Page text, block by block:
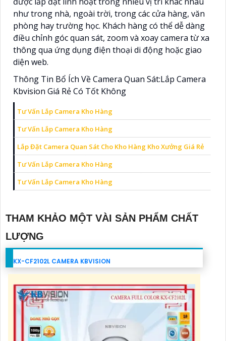
như trong nhà, ngoài trời, trong các cửa hàng, văn
phòng hay trường học. Khách hàng có thể dễ dàng
điều chỉnh góc quan sát, zoom và xoay camera từ xa
thông qua ứng dụng điện thoại di động hoặc giao
diện web.
Thông Tin Bổ Ích Về Camera Quan Sát:Lắp Camera
Kbvision Giá Rẻ Có Tốt Không
Tư Vấn Lắp Camera Kho Hàng
Tư Vấn Lắp Camera Kho Hàng
Lắp Đặt Camera Quan Sát Cho Kho Hàng Kho Xưởng Giá Rẻ
Tư Vấn Lắp Camera Kho Hàng
Tư Vấn Lắp Camera Kho Hàng
THAM KHẢO MỘT VÀI SẢN PHẨM CHẤT
LƯỢNG
KX-CF2102L CAMERA KBVISION